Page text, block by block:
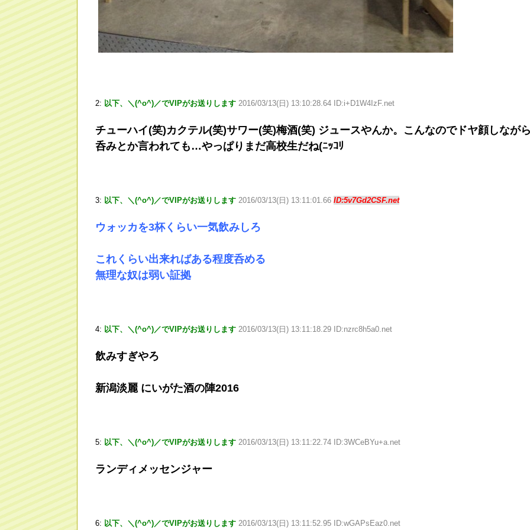
2: 以下、＼(^o^)／でVIPがお送りします 2016/03/13(日) 13:10:28.64 ID:i+D1W4IzF.net
チューハイ(笑)カクテル(笑)サワー(笑)梅酒(笑) ジュースやんか。こんなのでドヤ顔しなが
呑みとか言われても…やっぱりまだ高校生だね(ﾆｯｺﾘ
3: 以下、＼(^o^)／でVIPがお送りします 2016/03/13(日) 13:11:01.66 ID:5v7Gd2CSF.net
ウォッカを3杯くらい一気飲みしろ
これくらい出来ればある程度呑める
無理な奴は弱い証拠
4: 以下、＼(^o^)／でVIPがお送りします 2016/03/13(日) 13:11:18.29 ID:nzrc8h5a0.net
飲みすぎやろ
新潟淡麗 にいがた酒の陣2016
5: 以下、＼(^o^)／でVIPがお送りします 2016/03/13(日) 13:11:22.74 ID:3WCeBYu+a.net
ランディメッセンジャー
6: 以下、＼(^o^)／でVIPがお送りします 2016/03/13(日) 13:11:52.95 ID:wGAPsEaz0.net